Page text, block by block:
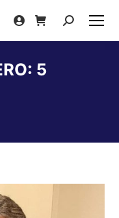
Cerca:
5